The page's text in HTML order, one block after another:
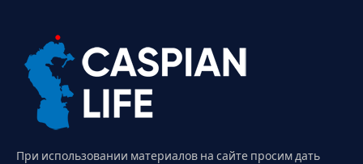
При использовании материалов на сайте просим дать